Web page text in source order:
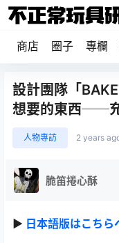
商店 圈子 專欄
設計團隊「
想要的東西──充
人物專訪 2 years
脆笛捲心酥
► 日本語版はこちら